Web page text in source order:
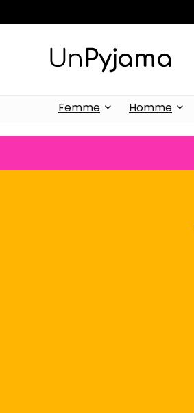
Femme Homme